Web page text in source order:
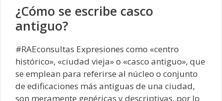
¿Cómo se escribe casco
antiguo?
#RAEconsultas Expresiones como «centro
histórico», «ciudad vieja» o «casco antiguo», que
se emplean para referirse al núcleo o conjunto
de edificaciones más antiguas de una ciudad,
son meramente genéricas y descriptivas, por lo